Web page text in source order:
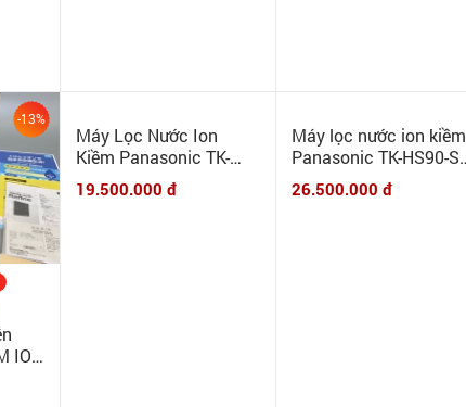
-13%
ION
Máy Lọc Nước Ion
Kiềm Panasonic TK-
HS70-W mới 100% -
Combo máy + phụ kiện
19.500.000 đ
Máy lọc nước ion kiềm
Panasonic TK-HS90-S
mới 100% - Combo máy
+ phụ kiện lọc thô, vòi,
26.500.000 đ